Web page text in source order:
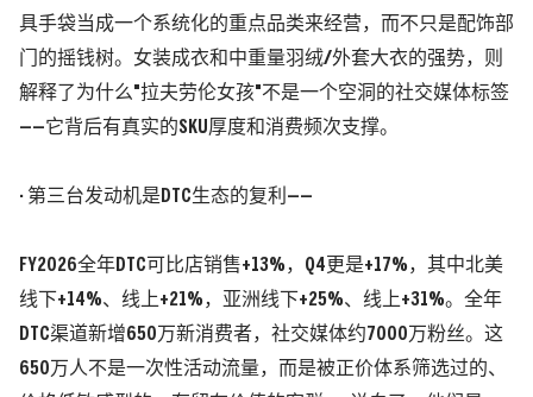
具手袋当成一个系统化的重点品类来经营，而不只是配饰部
门的摇钱树。女装成衣和中重量羽绒/外套大衣的强势，则
解释了为什么"拉夫劳伦女孩"不是一个空洞的社交媒体标签
——它背后有真实的SKU厚度和消费频次支撑。
· 第三台发动机是DTC生态的复利——
FY2026全年DTC可比店销售+13%，Q4更是+17%，其中北美
线下+14%、线上+21%，亚洲线下+25%、线上+31%。全年
DTC渠道新增650万新消费者，社交媒体约7000万粉丝。 这
650万人不是一次性活动流量，而是被正价体系筛选过的、